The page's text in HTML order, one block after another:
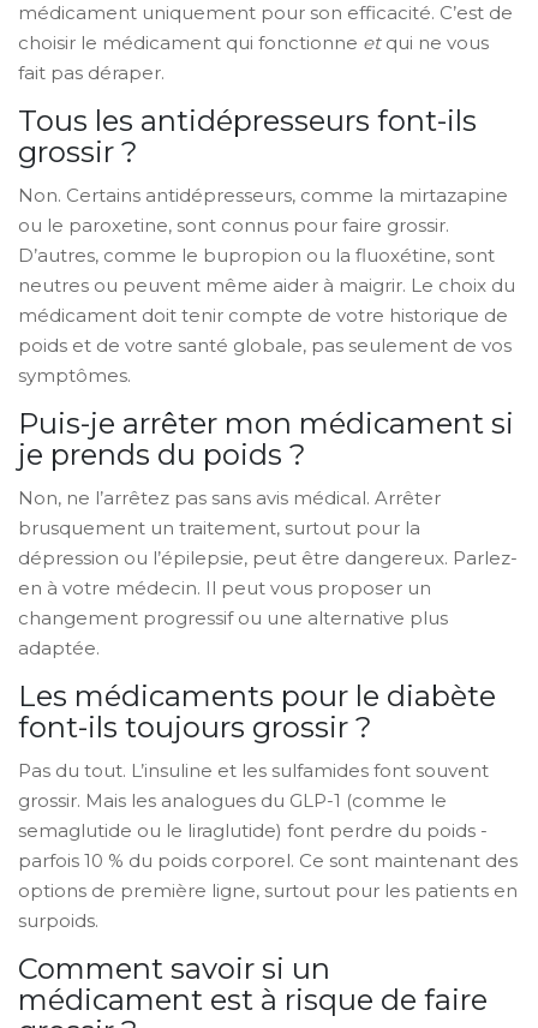
médicament uniquement pour son efficacité. C’est de
choisir le médicament qui fonctionne etqui ne vous
fait pas déraper.
Tous les antidépresseurs font-ils
grossir ?
Non. Certains antidépresseurs, comme la mirtazapine
ou le paroxetine, sont connus pour faire grossir.
D’autres, comme le bupropion ou la fluoxétine, sont
neutres ou peuvent même aider à maigrir. Le choix du
médicament doit tenir compte de votre historique de
poids et de votre santé globale, pas seulement de vos
symptômes.
Puis-je arrêter mon médicament si
je prends du poids ?
Non, ne l’arrêtez pas sans avis médical. Arrêter
brusquement un traitement, surtout pour la
dépression ou l’épilepsie, peut être dangereux. Parlez-
en à votre médecin. Il peut vous proposer un
changement progressif ou une alternative plus
adaptée.
Les médicaments pour le diabète
font-ils toujours grossir ?
Pas du tout. L’insuline et les sulfamides font souvent
grossir. Mais les analogues du GLP-1 (comme le
semaglutide ou le liraglutide) font perdre du poids -
parfois 10 % du poids corporel. Ce sont maintenant des
options de première ligne, surtout pour les patients en
surpoids.
Comment savoir si un
médicament est à risque de faire